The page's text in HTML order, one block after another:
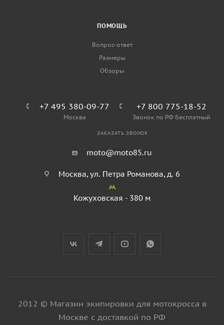
ПОМОЩЬ
Вопрос-ответ
Размеры
Обзоры
+7 495 380-09-77
Москва
+7 800 775-18-52
Звонок по РФ бесплатный
ЗАКАЗАТЬ ЗВОНОК
moto@moto85.ru
Москва, ул. Петра Романова, д. 6
Кожуховская - 380 м
2012 © Магазин экипировки для мотокросса в
Москве с доставкой по РФ